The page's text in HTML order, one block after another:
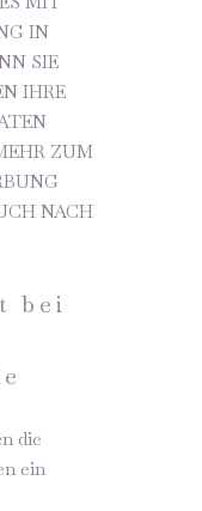
IN
SIE
IHRE
ZUM
NACH
bei
die
ein